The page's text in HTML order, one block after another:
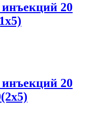
20
20